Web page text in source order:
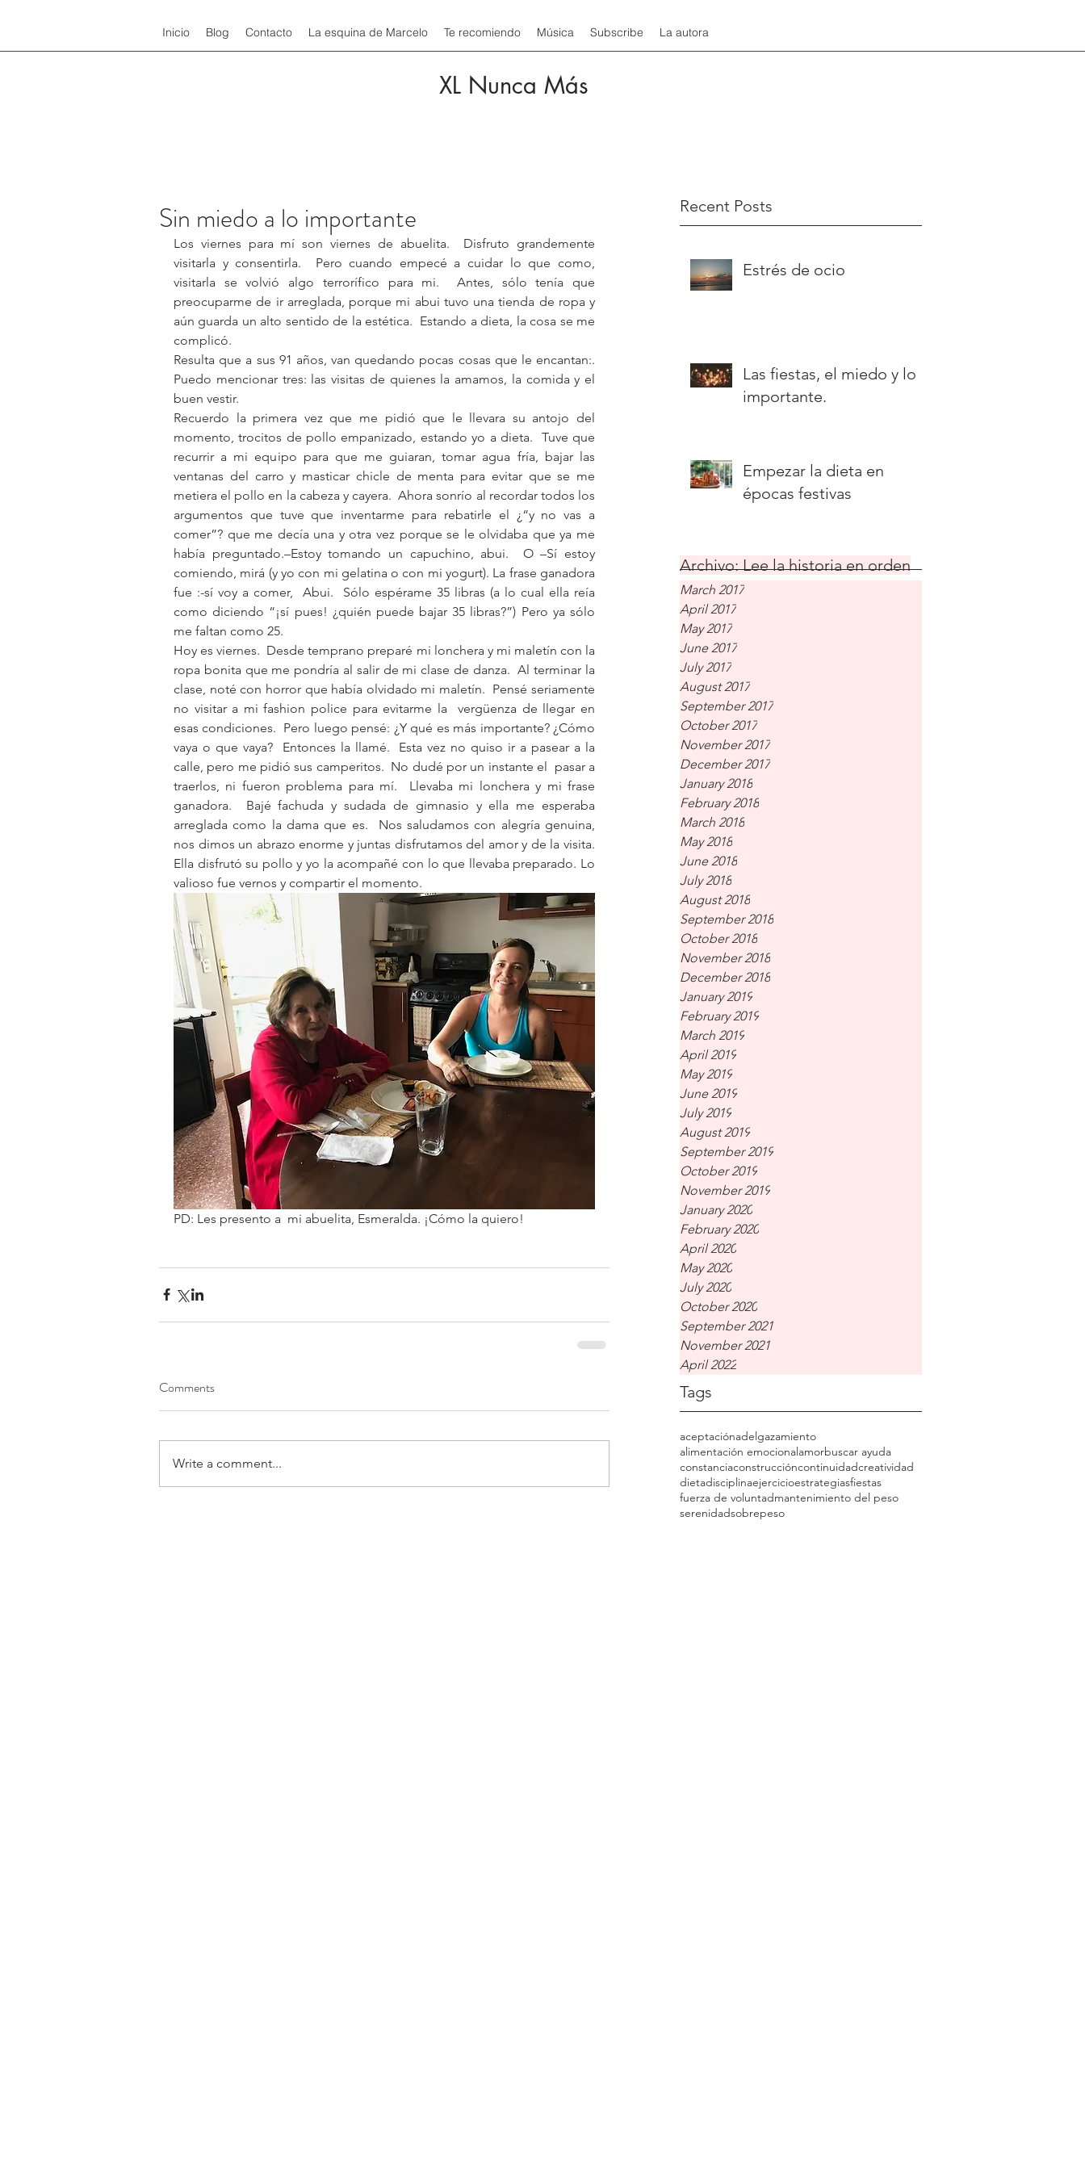
Inicio Blog Contacto La esquina de Marcelo Te recomiendo Música Subscribe La autora
XL Nunca Más
Recent Posts
Estrés de ocio
Las fiestas, el miedo y lo
importante.
Empezar la dieta en
épocas festivas
Archivo: Lee la historia en orden
March 2017
April 2017
May 2017
June 2017
July 2017
August 2017
September 2017
October 2017
November 2017
December 2017
January 2018
February 2018
March 2018
May 2018
June 2018
July 2018
August 2018
September 2018
October 2018
November 2018
December 2018
January 2019
February 2019
March 2019
April 2019
May 2019
June 2019
July 2019
August 2019
September 2019
October 2019
November 2019
January 2020
February 2020
April 2020
May 2020
July 2020
October 2020
September 2021
November 2021
April 2022
Tags
aceptaciónadelgazamiento
alimentación emocionalamorbuscar ayuda
constanciaconstruccióncontinuidadcreatividad
dietadisciplinaejercicioestrategiasfiestas
fuerza de voluntadmantenimiento del peso
serenidadsobrepeso
Sin miedo a lo importante
Los viernes para mí son viernes de abuelita.  Disfruto grandemente
visitarla y consentirla.  Pero cuando empecé a cuidar lo que como,
visitarla se volvió algo terrorífico para mi.  Antes, sólo tenía que
preocuparme de ir arreglada, porque mi abui tuvo una tienda de ropa y
aún guarda un alto sentido de la estética.  Estando a dieta, la cosa se me
complicó.
Resulta que a sus 91 años, van quedando pocas cosas que le encantan:.
Puedo mencionar tres: las visitas de quienes la amamos, la comida y el
buen vestir.
Recuerdo la primera vez que me pidió que le llevara su antojo del
momento, trocitos de pollo empanizado, estando yo a dieta.  Tuve que
recurrir a mi equipo para que me guiaran, tomar agua fría, bajar las
ventanas del carro y masticar chicle de menta para evitar que se me
metiera el pollo en la cabeza y cayera.  Ahora sonrío al recordar todos los
argumentos que tuve que inventarme para rebatirle el ¿“y no vas a
comer”? que me decía una y otra vez porque se le olvidaba que ya me
había preguntado.–Estoy tomando un capuchino, abui.  O –Sí estoy
comiendo, mirá (y yo con mi gelatina o con mi yogurt). La frase ganadora
fue :-sí voy a comer,  Abui.  Sólo espérame 35 libras (a lo cual ella reía
como diciendo “¡sí pues! ¿quién puede bajar 35 libras?”) Pero ya sólo
me faltan como 25.
Hoy es viernes.  Desde temprano preparé mi lonchera y mi maletín con la
ropa bonita que me pondría al salir de mi clase de danza.  Al terminar la
clase, noté con horror que había olvidado mi maletín.  Pensé seriamente
no visitar a mi fashion police para evitarme la  vergüenza de llegar en
esas condiciones.  Pero luego pensé: ¿Y qué es más importante? ¿Cómo
vaya o que vaya?  Entonces la llamé.  Esta vez no quiso ir a pasear a la
calle, pero me pidió sus camperitos.  No dudé por un instante el  pasar a
traerlos, ni fueron problema para mí.  Llevaba mi lonchera y mi frase
ganadora.  Bajé fachuda y sudada de gimnasio y ella me esperaba
arreglada como la dama que es.  Nos saludamos con alegría genuina,
nos dimos un abrazo enorme y juntas disfrutamos del amor y de la visita.
Ella disfrutó su pollo y yo la acompañé con lo que llevaba preparado. Lo
valioso fue vernos y compartir el momento.
PD: Les presento a  mi abuelita, Esmeralda. ¡Cómo la quiero!
Comments
Write a comment...